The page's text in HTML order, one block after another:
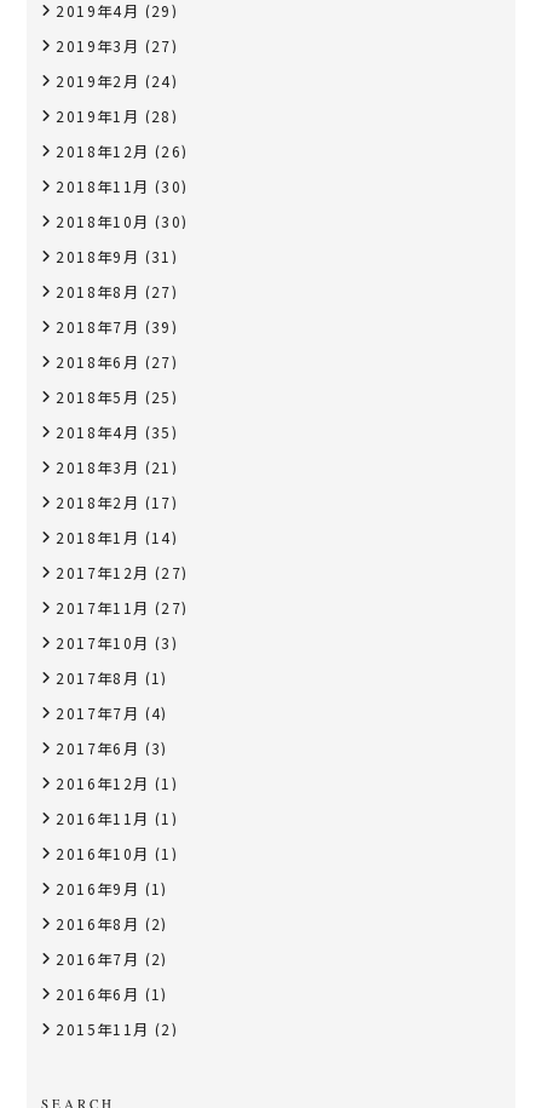
2019年4月 (29)
2019年3月 (27)
2019年2月 (24)
2019年1月 (28)
2018年12月 (26)
2018年11月 (30)
2018年10月 (30)
2018年9月 (31)
2018年8月 (27)
2018年7月 (39)
2018年6月 (27)
2018年5月 (25)
2018年4月 (35)
2018年3月 (21)
2018年2月 (17)
2018年1月 (14)
2017年12月 (27)
2017年11月 (27)
2017年10月 (3)
2017年8月 (1)
2017年7月 (4)
2017年6月 (3)
2016年12月 (1)
2016年11月 (1)
2016年10月 (1)
2016年9月 (1)
2016年8月 (2)
2016年7月 (2)
2016年6月 (1)
2015年11月 (2)
SEARCH